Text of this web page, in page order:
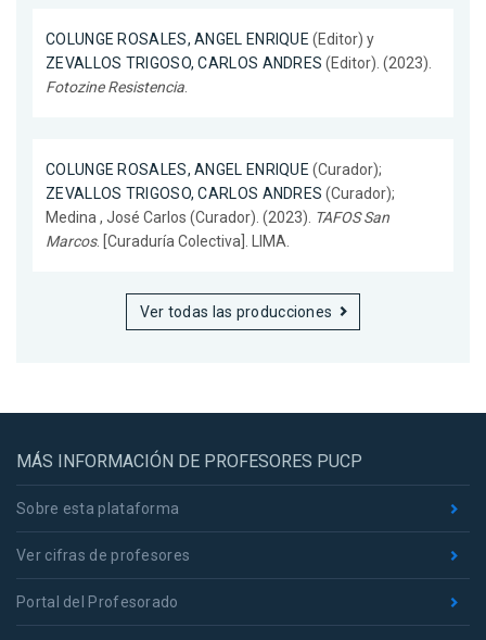
COLUNGE ROSALES, ANGEL ENRIQUE (Editor) y
ZEVALLOS TRIGOSO, CARLOS ANDRES (Editor). (2023).
Fotozine Resistencia
COLUNGE ROSALES, ANGEL ENRIQUE (Curador);
ZEVALLOS TRIGOSO, CARLOS ANDRES (Curador);
Medina , José Carlos (Curador). (2023). TAFOS San
Marcos. [Curaduría Colectiva]. LIMA.
Ver todas las producciones
MÁS INFORMACIÓN DE PROFESORES PUCP
Sobre esta plataforma
Ver cifras de profesores
Portal del Profesorado